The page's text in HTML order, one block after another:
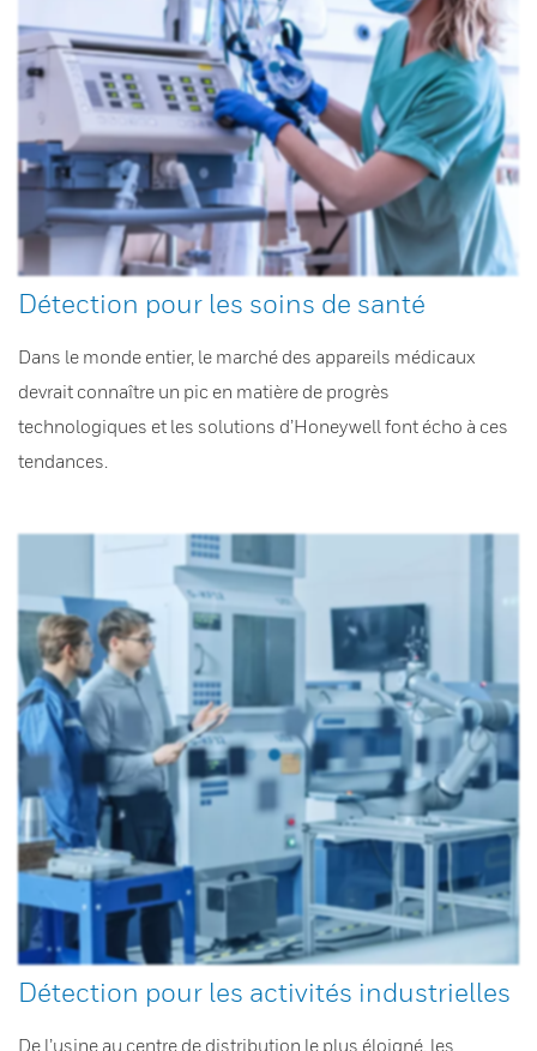
Détection pour les soins de santé
Dans le monde entier, le marché des appareils médicaux
devrait connaître un pic en matière de progrès
technologiques et les solutions d’Honeywell font écho à ces
tendances.
Détection pour les activités industrielles
De l’usine au centre de distribution le plus éloigné, les